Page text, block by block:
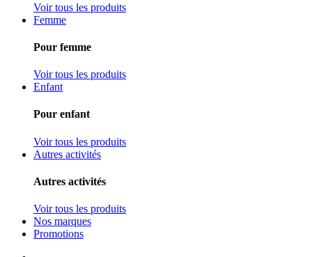
Voir tous les produits
Femme
Pour femme
Voir tous les produits
Enfant
Pour enfant
Voir tous les produits
Autres activités
Autres activités
Voir tous les produits
Nos marques
Promotions